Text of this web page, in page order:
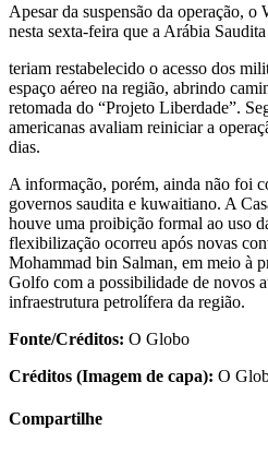
Apesar da suspensão da operação,
nesta sexta-feira que a Arábia
teriam restabelecido o acesso dos
espaço aéreo na região, abrindo
retomada do “Projeto Liberdade”.
americanas avaliam reiniciar a
dias.
A informação, porém, ainda não foi
governos saudita e kuwaitiano. A
houve uma proibição formal ao uso
flexibilização ocorreu após novas
Mohammad bin Salman, em meio à
Golfo com a possibilidade de novos
infraestrutura petrolífera da região.
Fonte/Créditos: O Globo
Créditos (Imagem de capa): O
Compartilhe